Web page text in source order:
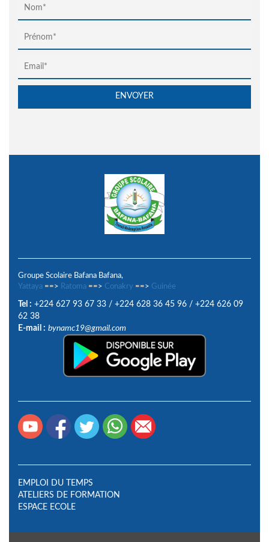
Groupe Scolaire Bafana Bafana,
Yattaya ==> Ratoma ==> Conakry ==> Guinée
Tel : +224 627 93 67 33 / +224 628 36 45 96 / +224 626 09
62 38
E-mail : bynamc19@gmail.com
EMPLOI DU TEMPS
ATELIERS DE FORMATION
ESPACE ECOLE